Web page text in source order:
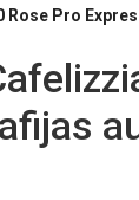
Rose Pro